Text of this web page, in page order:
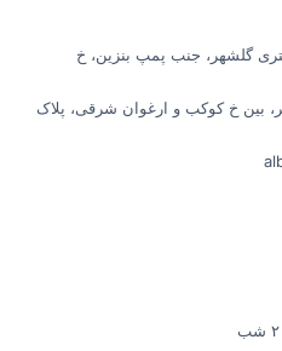
انتهای ۴۵ متری گلشهر، جنب پمپ بنزین، خ
گلشهر، بین خ کوکب و ارغوان شرقی، پلاک